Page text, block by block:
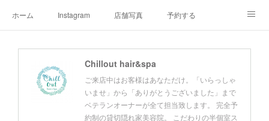
ホーム Instagram 店舗写真 予約する
チルアウトの極上ヘッドスパ
Chillout hair&spa
ご来店中はお客様はあなただけ。「いらっしゃ
いませ」から「ありがとうございました」まで
ベテランオーナーが全て担当致します。 完全予
約制の貸切隠れ家美容院。 こだわりの半個室ス